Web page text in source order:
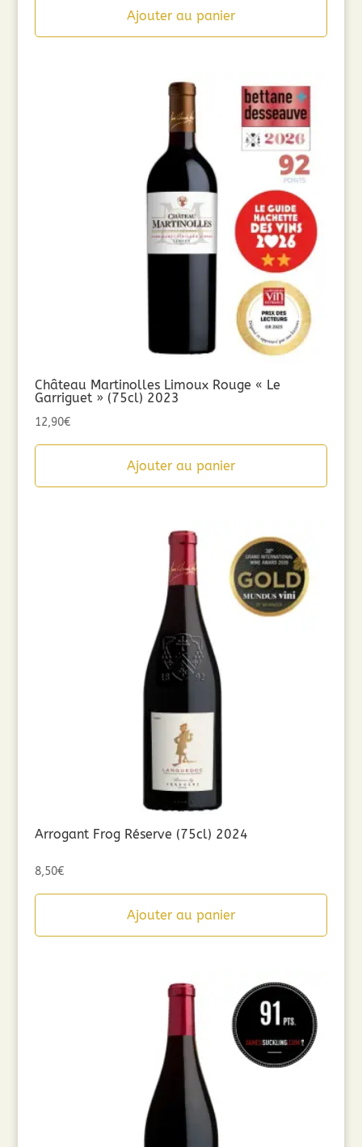
Ajouter au panier
Château Martinolles Limoux Rouge « Le
Garriguet » (75cl) 2023
12,90€
Ajouter au panier
Arrogant Frog Réserve (75cl) 2024
8,50€
Ajouter au panier